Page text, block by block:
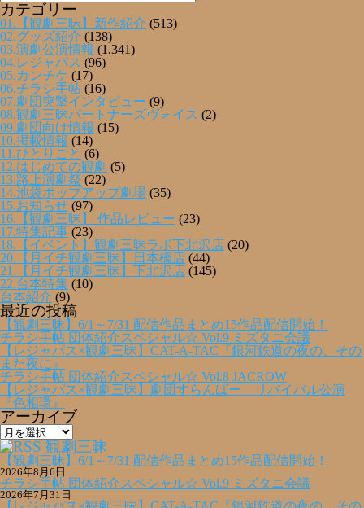
カテゴリー
01.【観劇三昧】新作紹介 (513)
02.グッズ紹介 (138)
03.演劇公演情報 (1,341)
04.レジャパス (96)
05.カンチケ (17)
06.チラシ手帖 (16)
07.劇団突撃インタビュー (9)
08.観劇三昧パートナーズヴォイス (2)
09.劇団向け情報 (15)
10.掲載情報 (14)
11.ひとりごと (6)
12.はじめての観劇 (5)
13.路上演劇祭 (22)
14.池袋ポップアップ劇場 (35)
15.お知らせ (97)
16.【観劇三昧】 作品レビュー (23)
17.特集記事 (23)
18.【イベント】観劇三昧ラボ下北沢店 (20)
20.【月イチ観劇三昧】日本橋店 (44)
21.【月イチ観劇三昧】下北沢店 (145)
22.台本特集 (10)
台本紹介 (9)
最近の投稿
【観劇三昧】6/1～7/31 配信作品まとめ15作品配信開始！
チラシ手帖 団体紹介スペシャル☆ Vol.9 ミズタニ会議
【レジャパス×観劇三昧】CAT-A-TAC『銀河鉄道の夜の、その
また夜に』
チラシ手帖 団体紹介スペシャル☆ Vol.8 JACROW
【レジャパス×観劇三昧】劇団すらんばー リバイバル公演
『色相環』
アーカイブ
ア
ー
カ
イ
ブ
観劇三昧
【観劇三昧】6/1～7/31 配信作品まとめ15作品配信開始！
2026年8月6日
チラシ手帖 団体紹介スペシャル☆ Vol.9 ミズタニ会議
2026年7月31日